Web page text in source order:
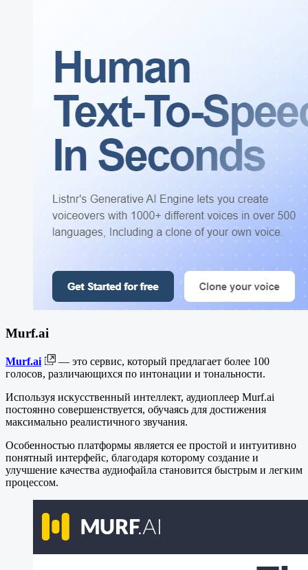
Murf.ai
Murf.ai
— это сервис, который предлагает более 100
голосов, различающихся по интонации и тональности.
Используя искусственный интеллект, аудиоплеер Murf.ai
постоянно совершенствуется, обучаясь для достижения
максимально реалистичного звучания.
Особенностью платформы является ее простой и интуитивно
понятный интерфейс, благодаря которому создание и
улучшение качества аудиофайла становится быстрым и легким
процессом.